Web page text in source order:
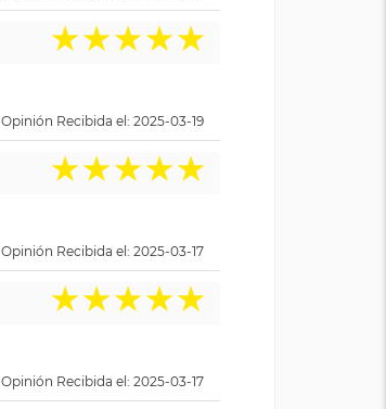
★★★★★
Opinión Recibida el: 2025-03-19
★★★★★
Opinión Recibida el: 2025-03-17
★★★★★
Opinión Recibida el: 2025-03-17